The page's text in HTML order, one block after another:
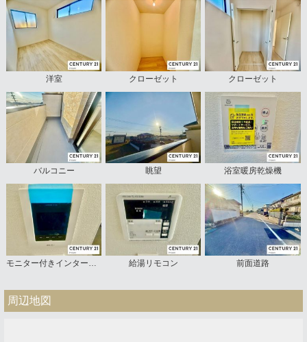
洋室 クローゼット クローゼット
バルコニー 眺望 浴室暖房乾燥機
給湯リモコン 前面道路
周辺地図